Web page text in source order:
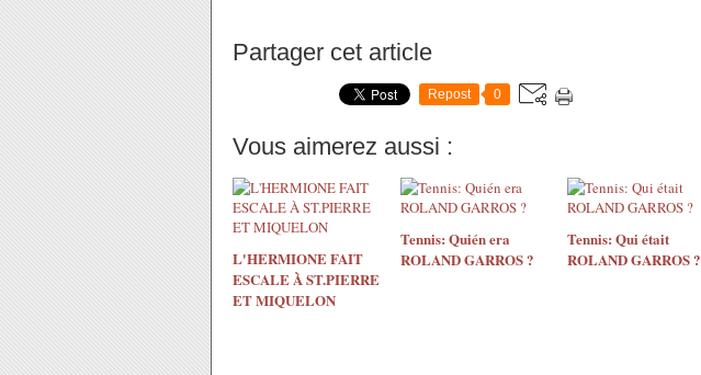
Partager cet article
Repost 0
Vous aimerez aussi :
L'HERMIONE FAIT
ESCALE À ST.PIERRE
ET MIQUELON
Tennis: Quién era
ROLAND GARROS ?
Tennis: Qui était
ROLAND GARROS ?